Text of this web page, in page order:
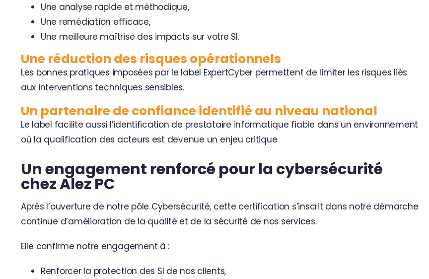
Une analyse rapide et méthodique,
Une remédiation efficace,
Une meilleure maîtrise des impacts sur votre SI.
Une réduction des risques opérationnels
Les bonnes pratiques imposées par le label ExpertCyber permettent de limiter les risques liés
aux interventions techniques sensibles.
Un partenaire de confiance identifié au niveau national
Le label facilite aussi l’identification de prestataire informatique fiable dans un environnement
où la qualification des acteurs est devenue un enjeu critique.
Un engagement renforcé pour la cybersécurité
chez Alez PC
Après l’ouverture de notre pôle Cybersécurité, cette certification s’inscrit dans notre démarche
continue d’amélioration de la qualité et de la sécurité de nos services.
Elle confirme notre engagement à :
Renforcer la protection des SI de nos clients,